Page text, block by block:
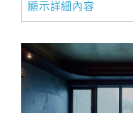
顯示詳細內容